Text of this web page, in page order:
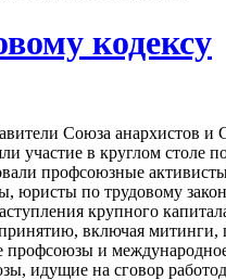
кодексу
Союза анархистов
участие в круглом столе
профсоюзные
по трудовому
крупного
включая
профсоюзы и
идущие на сговор